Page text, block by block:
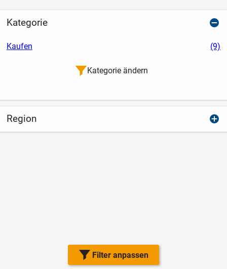
Filter anpassen
Kategorie
Kaufen (9)
Kategorie ändern
Region